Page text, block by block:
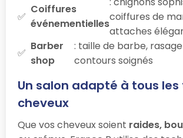
Coiffures
événementielles
coiffures de
attaches
Barber
shop
: taille de barbe,
contours soignés
Un salon adapté à tous
cheveux
Que vos cheveux soient raides,